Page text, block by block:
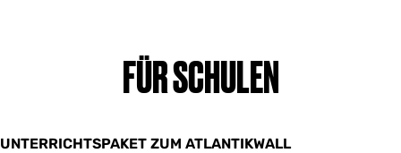
FÜR SCHULEN
UNTERRICHTSPAKET ZUM ATLANTIKWALL